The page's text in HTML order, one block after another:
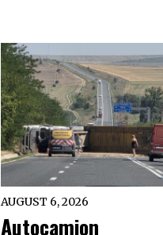
AUGUST 6, 2026
Autocamion